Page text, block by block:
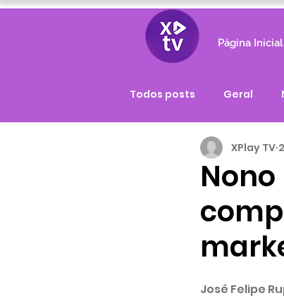
Página Inicial
Todos posts Geral
XPlay TV
José Felipe